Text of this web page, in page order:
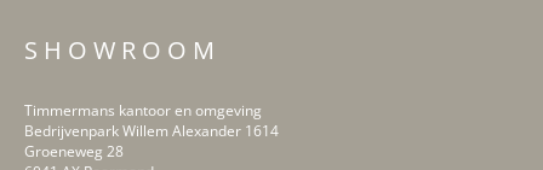
S H O W R O O M
Timmermans kantoor en omgeving
Bedrijvenpark Willem Alexander 1614
Groeneweg 28